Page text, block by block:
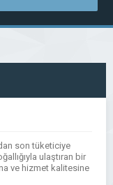
son tüketiciye
ulaştıran bir
ve hizmet kalitesine